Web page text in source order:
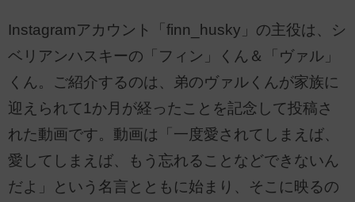
Instagramアカウント「finn_husky」の主役は、シ
ベリアンハスキーの「フィン」くん＆「ヴァル」
くん。ご紹介するのは、弟のヴァルくんが家族に
迎えられて1か月が経ったことを記念して投稿さ
れた動画です。動画は「一度愛されてしまえば、
愛してしまえば、もう忘れることなどできないん
だよ」という名言とともに始まり、そこに映るの